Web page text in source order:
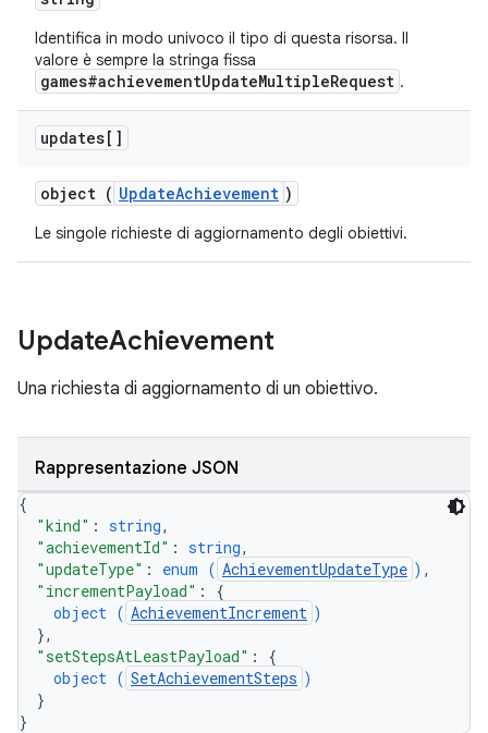
Identifica in modo univoco il tipo di questa risorsa. Il
valore è sempre la stringa fissa
games#achievementUpdateMultipleRequest .
updates[]
object ( UpdateAchievement )
Le singole richieste di aggiornamento degli obiettivi.
UpdateAchievement
Una richiesta di aggiornamento di un obiettivo.
Rappresentazione JSON
{
"kind" : string,
"achievementId" : string,
"updateType" : enum ( AchievementUpdateType ) ,
"incrementPayload" : {
object ( AchievementIncrement )
},
"setStepsAtLeastPayload" : {
object ( SetAchievementSteps )
}
}